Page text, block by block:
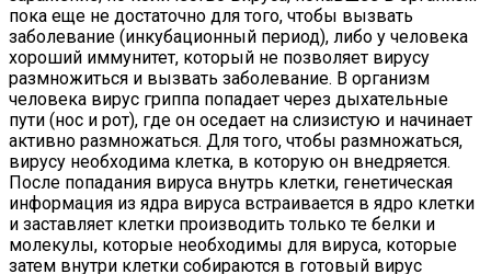
пока еще не достаточно для того, чтобы вызвать
заболевание (инкубационный период), либо у человека
хороший иммунитет, который не позволяет вирусу
размножиться и вызвать заболевание. В организм
человека вирус гриппа попадает через дыхательные
пути (нос и рот), где он оседает на слизистую и начинает
активно размножаться. Для того, чтобы размножаться,
вирусу необходима клетка, в которую он внедряется.
После попадания вируса внутрь клетки, генетическая
информация из ядра вируса встраивается в ядро клетки
и заставляет клетки производить только те белки и
молекулы, которые необходимы для вируса, которые
затем внутри клетки собираются в готовый вирус